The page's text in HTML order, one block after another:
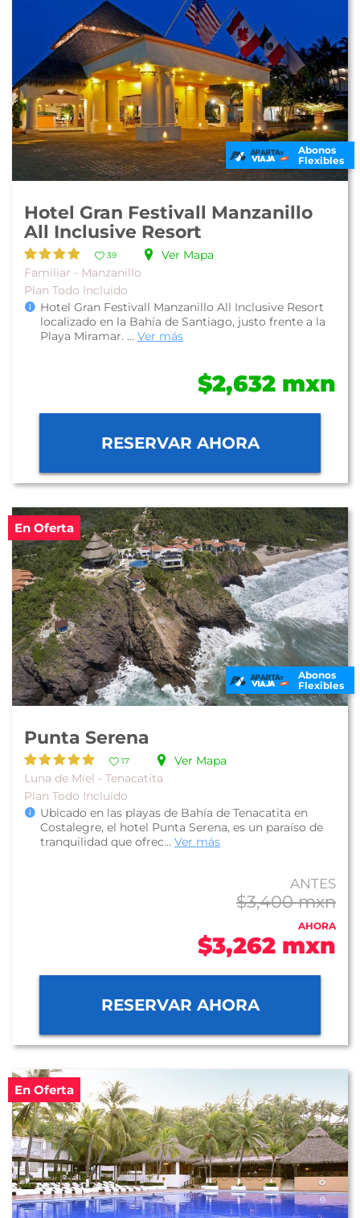
Abonos
Flexibles
Hotel Gran Festivall Manzanillo
All Inclusive Resort
39
Ver Mapa
Familiar - Manzanillo
Plan Todo Incluido
Hotel Gran Festivall Manzanillo All Inclusive Resort
localizado en la Bahía de Santiago, justo frente a la
Playa Miramar. ... Ver más
$2,632 mxn
RESERVAR AHORA
En Oferta
Abonos
Flexibles
Punta Serena
17
Ver Mapa
Luna de Miel - Tenacatita
Plan Todo Incluido
Ubicado en las playas de Bahía de Tenacatita en
Costalegre, el hotel Punta Serena, es un paraíso de
tranquilidad que ofrec... Ver más
ANTES
$3,400 mxn
AHORA
$3,262 mxn
RESERVAR AHORA
En Oferta